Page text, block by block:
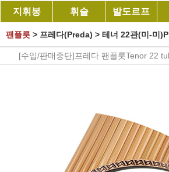
지휘봉 휘슬 발도르프
팬플릇 > 프레다(Preda) > 테너 22관(미-미
[수입/판매중단]프레다 팬플룻Tenor 22